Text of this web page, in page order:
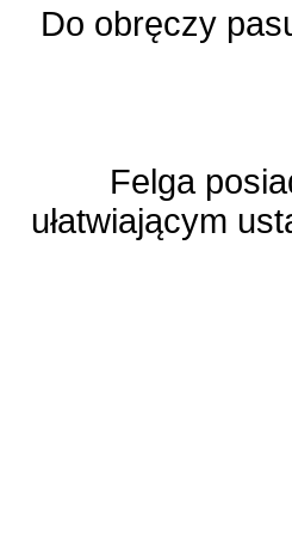
Do obręczy
Felga
ułatwiającym